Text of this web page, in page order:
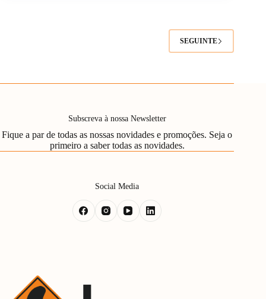
SEGUINTE
Subscreva à nossa Newsletter
Fique a par de todas as nossas novidades e promoções. Seja o
primeiro a saber todas as novidades.
Social Media